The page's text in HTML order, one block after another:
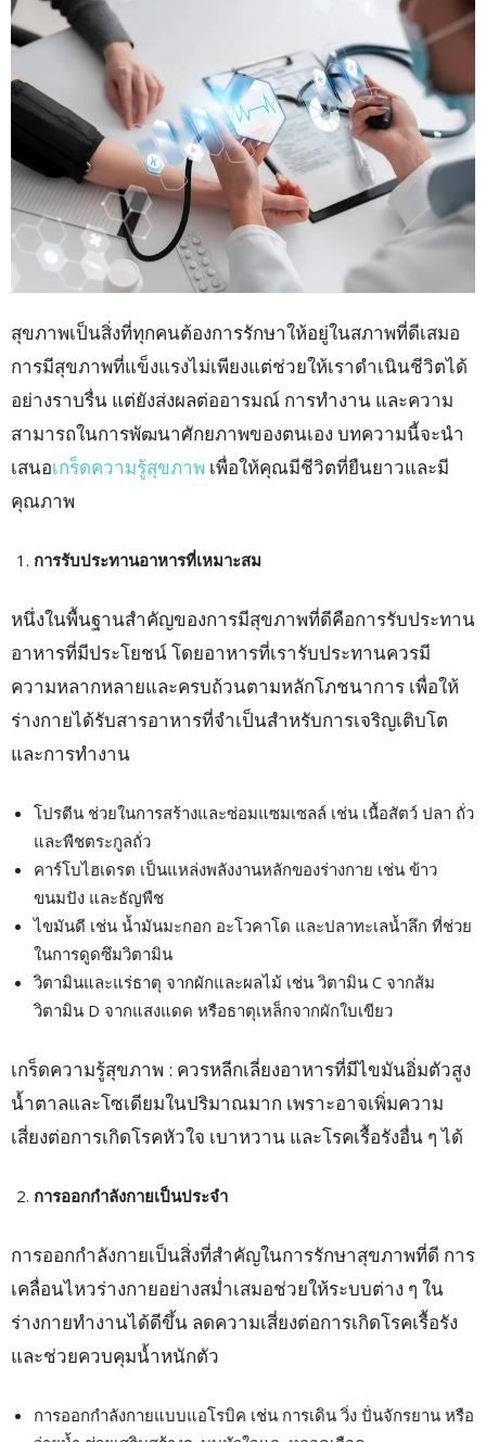
สุขภาพเป็นสิ่งที่ทุกคนต้องการรักษาให้อยู่ในสภาพที่ดีเสมอ
การมีสุขภาพที่แข็งแรงไม่เพียงแต่ช่วยให้เราดำเนินชีวิตได้
อย่างราบรื่น แต่ยังส่งผลต่ออารมณ์ การทำงาน และความ
สามารถในการพัฒนาศักยภาพของตนเอง บทความนี้จะนำ
เสนอเกร็ดความรู้สุขภาพ เพื่อให้คุณมีชีวิตที่ยืนยาวและมี
คุณภาพ
การรับประทานอาหารที่เหมาะสม
หนึ่งในพื้นฐานสำคัญของการมีสุขภาพที่ดีคือการรับประทาน
อาหารที่มีประโยชน์ โดยอาหารที่เรารับประทานควรมี
ความหลากหลายและครบถ้วนตามหลักโภชนาการ เพื่อให้
ร่างกายได้รับสารอาหารที่จำเป็นสำหรับการเจริญเติบโต
และการทำงาน
โปรตีน ช่วยในการสร้างและซ่อมแซมเซลล์ เช่น เนื้อสัตว์ ปลา ถั่ว
และพืชตระกูลถั่ว
คาร์โบไฮเดรต เป็นแหล่งพลังงานหลักของร่างกาย เช่น ข้าว
ขนมปัง และธัญพืช
ไขมันดี เช่น น้ำมันมะกอก อะโวคาโด และปลาทะเลน้ำลึก ที่ช่วย
ในการดูดซึมวิตามิน
วิตามินและแร่ธาตุ จากผักและผลไม้ เช่น วิตามิน C จากส้ม
วิตามิน D จากแสงแดด หรือธาตุเหล็กจากผักใบเขียว
เกร็ดความรู้สุขภาพ : ควรหลีกเลี่ยงอาหารที่มีไขมันอิ่มตัวสูง
น้ำตาลและโซเดียมในปริมาณมาก เพราะอาจเพิ่มความ
เสี่ยงต่อการเกิดโรคหัวใจ เบาหวาน และโรคเรื้อรังอื่น ๆ ได้
การออกกำลังกายเป็นประจำ
การออกกำลังกายเป็นสิ่งที่สำคัญในการรักษาสุขภาพที่ดี การ
เคลื่อนไหวร่างกายอย่างสม่ำเสมอช่วยให้ระบบต่าง ๆ ใน
ร่างกายทำงานได้ดีขึ้น ลดความเสี่ยงต่อการเกิดโรคเรื้อรัง
และช่วยควบคุมน้ำหนักตัว
การออกกำลังกายแบบแอโรบิค เช่น การเดิน วิ่ง ปั่นจักรยาน หรือ